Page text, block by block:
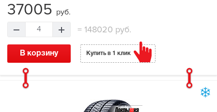
37005 руб.
4 = 148020 руб.
В корзину Купить в 1 клик